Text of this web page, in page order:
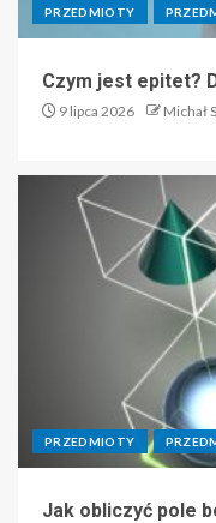
PRZEDMIOTY
Czym jest epitet?
9 lipca 2026 Michał
PRZEDMIOTY
Jak obliczyć pole